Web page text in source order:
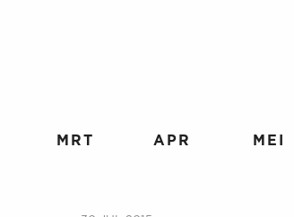
MRT APR MEI